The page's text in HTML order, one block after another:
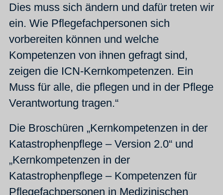
Dies muss sich ändern und dafür treten wir
ein. Wie Pflegefachpersonen sich
vorbereiten können und welche
Kompetenzen von ihnen gefragt sind,
zeigen die ICN-Kernkompetenzen. Ein
Muss für alle, die pflegen und in der Pflege
Verantwortung tragen.“
Die Broschüren „Kernkompetenzen in der
Katastrophenpflege – Version 2.0“ und
„Kernkompetenzen in der
Katastrophenpflege – Kompetenzen für
Pflegefachpersonen in Medizinischen